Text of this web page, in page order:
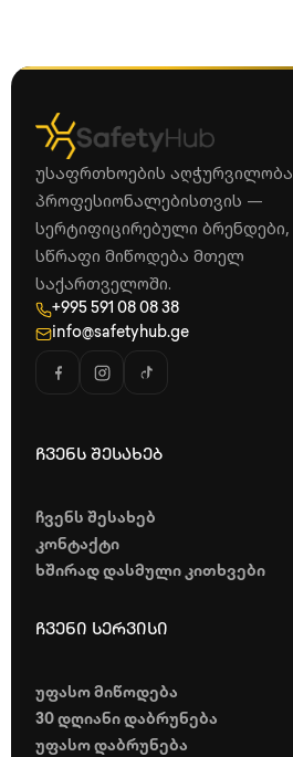
უსაფრთხოების აღჭურვილობა
პროფესიონალებისთვის —
სერტიფიცირებული ბრენდები,
სწრაფი მიწოდება მთელ
საქართველოში.
+995 591 08 08 38
info@safetyhub.ge
ჩვენს შესახებ
ჩვენს შესახებ
კონტაქტი
ხშირად დასმული კითხვები
ჩვენი სერვისი
უფასო მიწოდება
30 დღიანი დაბრუნება
უფასო დაბრუნება